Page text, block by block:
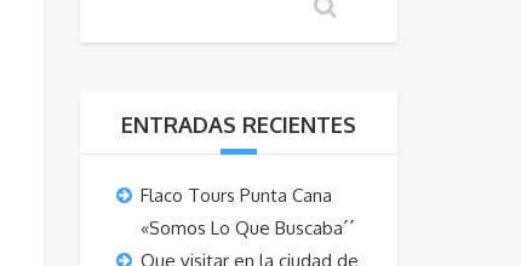
ENTRADAS RECIENTES
Flaco Tours Punta Cana
«Somos Lo Que Buscaba´´
Que visitar en la ciudad de